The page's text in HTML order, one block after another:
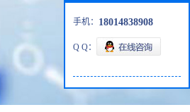
手机： 18014838908
Q Q：